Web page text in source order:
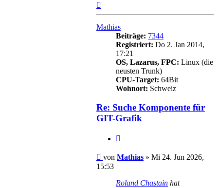
Mathias
Beiträge: 7344
Registriert: Do 2. Jan 2014,
17:21
OS, Lazarus, FPC: Linux (die
neusten Trunk)
CPU-Target: 64Bit
Wohnort: Schweiz
Re: Suche Komponente für
GIT-Grafik
Beitrag
von Mathias » Mi 24. Jun 2026,
15:53
Roland Chastain hat